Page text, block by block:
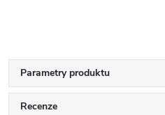
Parametry produktu
Recenze